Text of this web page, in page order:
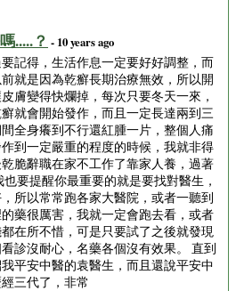
.....？ - 10 years ago
記得，生活作息一定要好好調整，而
就是因為乾癬長期治療無效，所以開
膚變得快爛掉，每次只要冬天一來，
就會開始發作，而且一定長達兩到三
全身癢到不行還紅腫一片，整個人痛
到一定嚴重的程度的時候，我就非得
脆辭職在家不工作了靠家人養，過著
要提醒你最重要的就是要找對醫生，
所以常常跑各家大醫院，或者一聽到
藥很厲害，我就一定會跑去看，或者
在所不惜，可是只要試了之後就發現
診沒耐心，名藥各個沒有效果。 直到
平安中醫的袁醫生，而且還說平安中
三代了，非常